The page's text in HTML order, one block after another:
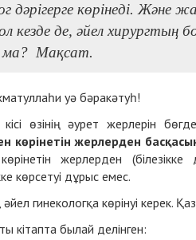
дәрігерге көрінеді.
де, әйел хирургтың
ма? Мақсат.
уә бәракәтуһ!
өзінің әурет жерлерін
көрінетін жерлерден
жерлерден (
көрсетуі дұрыс емес.
гинекологқа көрінуі керек.
кітапта былай делінген: